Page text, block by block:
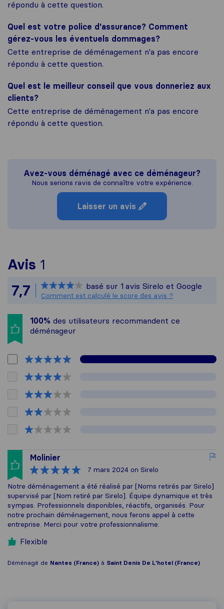
répondu à cette question.
Quel est votre police d'assurance? Comment
gérez-vous les éventuels dommages?
Cette entreprise de déménagement n'a pas encore
répondu à cette question.
Quel est le meilleur conseil que vous donneriez aux
clients?
Cette entreprise de déménagement n'a pas encore
répondu à cette question.
Avez-vous déménagé avec ce déménageur?
Nous serions ravis de connaître votre expérience.
Laisser un avis
Avis 1
Sirelo n'est pas responsable
Tous les avis recueillis
7,7 basé sur 1 avis Sirelo et Google
Comment est calculé le score des avis ?
100% des utilisateurs recommandent ce
déménageur
Molinier
7 mars 2024 on Sirelo
Notre déménagement a été réalisé par [Noms retirés par Sirelo]
supervisé par [Nom retiré par Sirelo]. Équipe dynamique et très
sympas. Professionnels disponibles, réactifs, organisés. Pour
notre prochain déménagement, nous ferons appel à cette
entreprise. Merci pour votre professionnalisme.
Flexible
Déménagé de Nantes (France) à Saint Denis De L'hotel (France)